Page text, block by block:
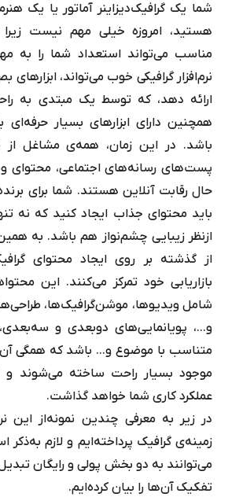
شما یک گرافیکدیزاینر آماتور یا یک
هستید، امروزه خیلی مهم نیست زیرا
مناسب می‌تواند استعداد شما را به
نرم‌افزار گرافیکی خوب می‌تواند، ابزارهای
ارائه دهد، که توسط یک مبتدی به
همچنین دارای ابزارهای بسیار حرفه‌ای
باشد. در این زمان، همه‌ی مشاغل از
پست‌های رسانه‌های اجتماعی، محتوای
حال رقابت آنلاین هستند. شما برای
باید محتوای جذاب ایجاد کنید که نه
ازنظر زیبایی چشم‌نواز هم باشد. به
از گذشته بر روی ایجاد محتوای
بازاریابی خود تمرکز می‌کنند. این
شامل ویدیوها، موشن‌گرافیک‌ها،
و...، پویانمایی‌های دوبعدی و
متناسب با موضوع و... باشد که همگی
موجود بسیار راحت ساخته می‌شوند و
عملکرد کاری شما خواهد گذاشت.
در زیر به معرفی چندین نمونه‌از این
زمینه‌ی گرافیک پرداخته‌ایم و لازم به‌ذکر
می‌توانند به دو بخش پولی و رایگان
تفکیک آن‌ها را بیان کرده‌ایم.